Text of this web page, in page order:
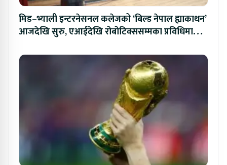
मिड–भ्याली इन्टरनेसनल कलेजको ‘बिल्ड नेपाल ह्याकाथन’
आजदेखि सुरु, एआईदेखि रोबोटिक्ससम्मका प्रविधिमा